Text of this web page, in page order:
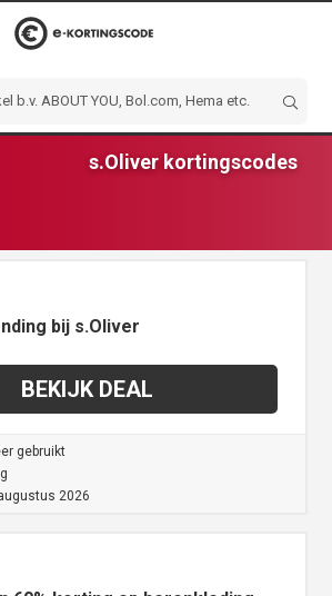
s.Oliver kortingscodes
bij s.Oliver
BEKIJK DEAL
gebruikt
2026